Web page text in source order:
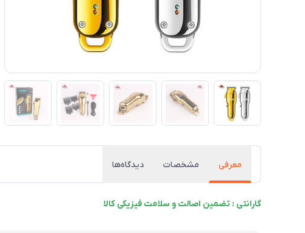
معرفی مشخصات دیدگاه‌ها
گارانتی : تضمین اصالت و سلامت فیزیکی کالا